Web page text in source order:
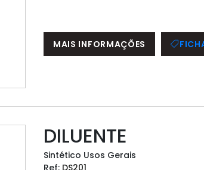
MAIS INFORMAÇÕES
DILUENTE
Sintético Usos Gerais
Ref: DS201